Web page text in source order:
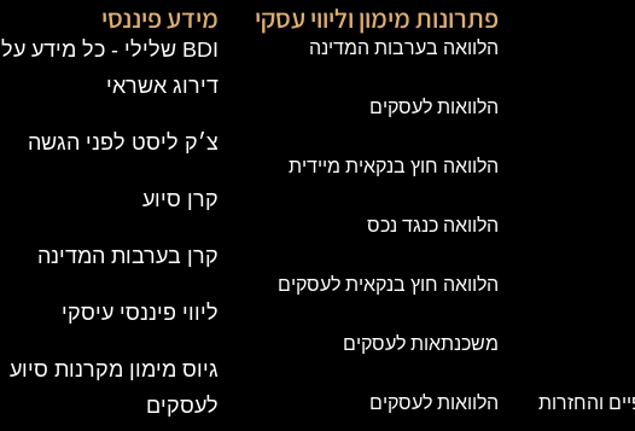
והחזרות
פתרונות מימון וליווי עסקי
הלוואה בערבות המדינה
הלוואות לעסקים
הלוואה חוץ בנקאית מיידית
הלוואה כנגד נכס
הלוואה חוץ בנקאית לעסקים
משכנתאות לעסקים
הלוואות לעסקים
מידע פיננסי
BDI שלילי - כל מידע על
דירוג אשראי
צ׳ק ליסט לפני הגשה
קרן סיוע
קרן בערבות המדינה
ליווי פיננסי עיסקי
גיוס מימון מקרנות סיוע
לעסקים